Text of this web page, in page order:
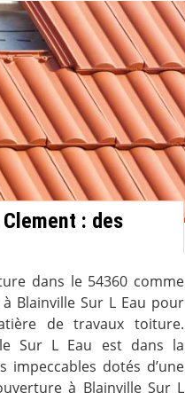
: des
dans le 54360 comme
Blainville Sur L Eau pour
de travaux toiture.
Sur L Eau est dans la
impeccables dotés d’une
à Blainville Sur L